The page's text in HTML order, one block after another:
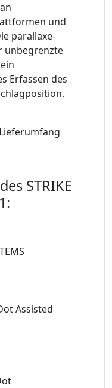
und
parallaxe-
unbegrenzte
Erfassen des
STRIKE
Assisted